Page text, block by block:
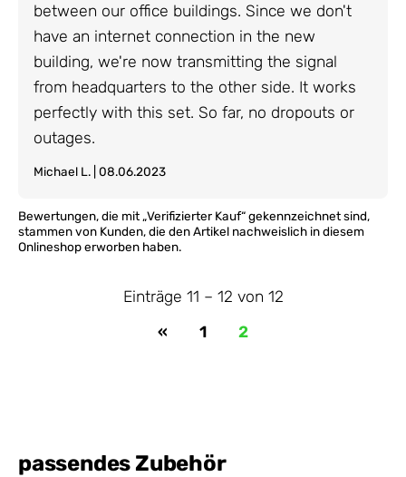
between our office buildings. Since we don't
have an internet connection in the new
building, we're now transmitting the signal
from headquarters to the other side. It works
perfectly with this set. So far, no dropouts or
outages.
Michael L. | 08.06.2023
Bewertungen, die mit „Verifizierter Kauf“ gekennzeichnet sind,
stammen von Kunden, die den Artikel nachweislich in diesem
Onlineshop erworben haben.
Einträge 11 – 12 von 12
«
1 2
passendes Zubehör